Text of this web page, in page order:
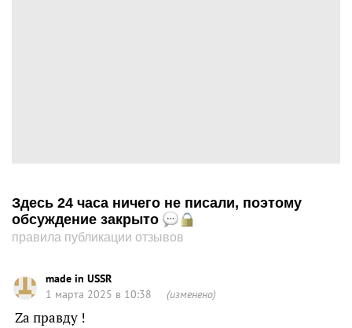
Здесь 24 часа ничего не писали, поэтому
обсуждение закрыто
правила публикации отзывов
made in USSR
1 марта 2025 в 10:38
(изменено)
Zа правду !